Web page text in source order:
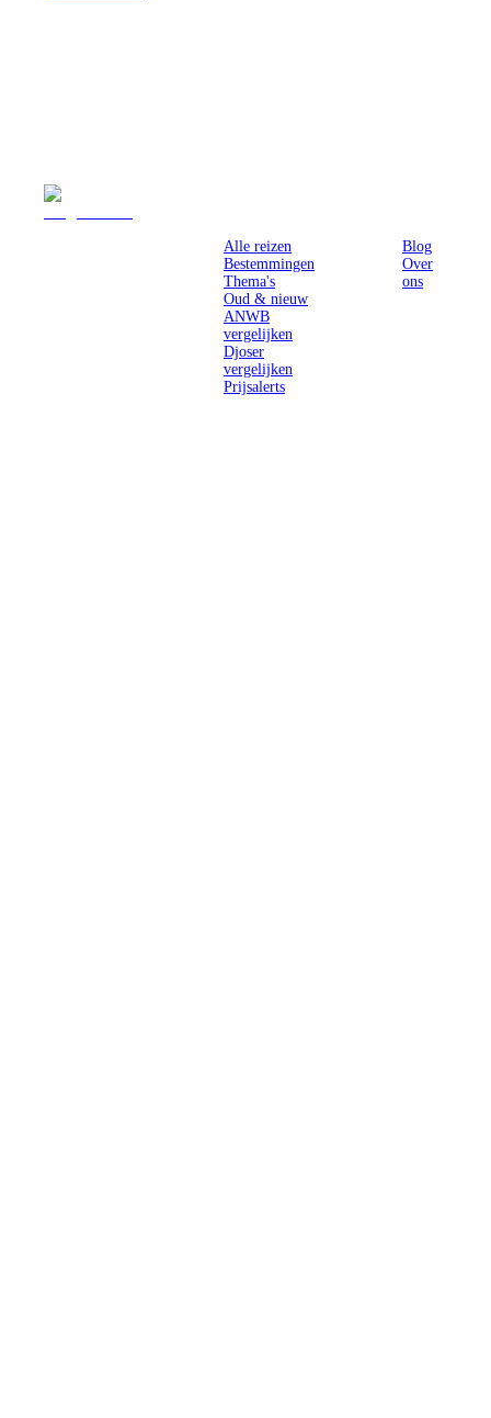
Alle reizen
Bestemmingen
Thema's
Oud & nieuw
ANWB
vergelijken
Djoser
vergelijken
Prijsalerts
Blog
Over
ons